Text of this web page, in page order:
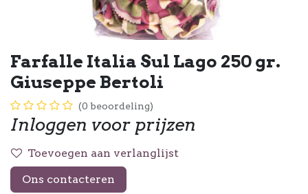
Farfalle Italia Sul Lago 250 gr.
Giuseppe Bertoli
(0 beoordeling)
Inloggen voor prijzen
Toevoegen aan verlanglijst
Ons contacteren